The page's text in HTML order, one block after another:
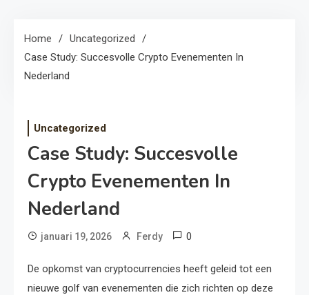
Home
Uncategorized
Case Study: Succesvolle Crypto Evenementen In
Nederland
Uncategorized
Case Study: Succesvolle
Crypto Evenementen In
Nederland
januari 19, 2026 Ferdy 0
De opkomst van cryptocurrencies heeft geleid tot een
nieuwe golf van evenementen die zich richten op deze